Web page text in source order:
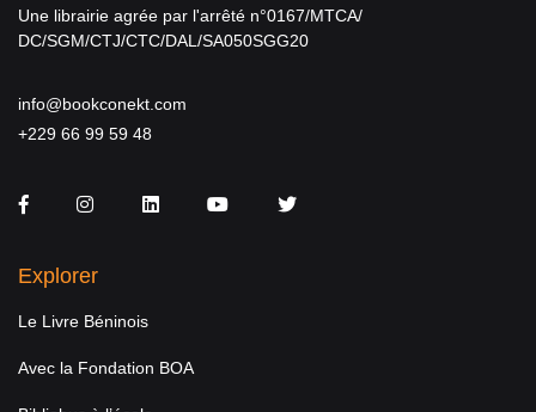
Une librairie agrée par l'arrêté n°0167/MTCA/
DC/SGM/CTJ/CTC/DAL/SA050SGG20
info@bookconekt.com
+229 66 99 59 48
FacebookInstagramLinkedInYou TubeTwitter
Explorer
Le Livre Béninois
Avec la Fondation BOA